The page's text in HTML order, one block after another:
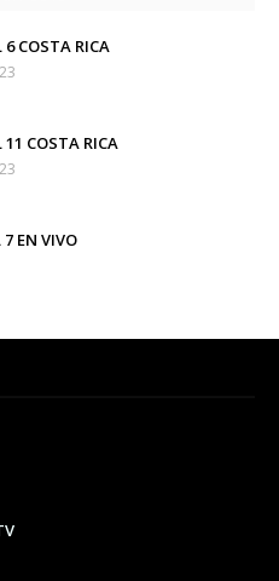
6 COSTA RICA
11 COSTA RICA
EN VIVO